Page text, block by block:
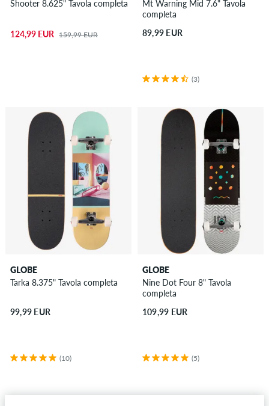
Shooter 8.625" Tavola completa
124,99 EUR 159,99 EUR
Mt Warning Mid 7.6" Tavola
completa
89,99 EUR
(3)
GLOBE
Tarka 8.375" Tavola completa
99,99 EUR
(10)
GLOBE
Nine Dot Four 8" Tavola
completa
109,99 EUR
(5)